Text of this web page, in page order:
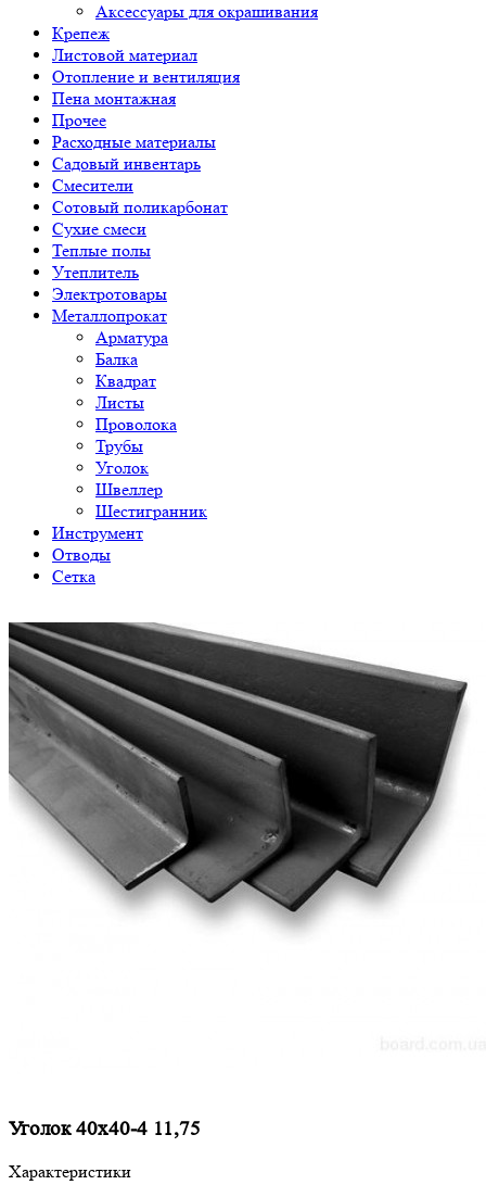
Аксессуары для окрашивания
Крепеж
Листовой материал
Отопление и вентиляция
Пена монтажная
Прочее
Расходные материалы
Садовый инвентарь
Смесители
Сотовый поликарбонат
Сухие смеси
Теплые полы
Утеплитель
Электротовары
Металлопрокат
Арматура
Балка
Квадрат
Листы
Проволока
Трубы
Уголок
Швеллер
Шестигранник
Инструмент
Отводы
Сетка
Уголок 40х40-4 11,75
Характеристики